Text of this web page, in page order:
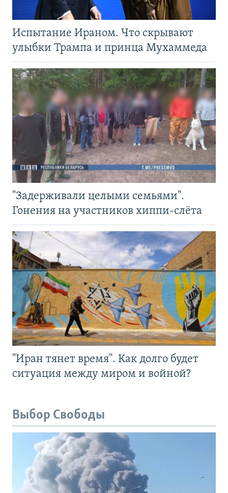
Испытание Ираном. Что скрывают
улыбки Трампа и принца Мухаммеда
"Задерживали целыми семьями".
Гонения на участников хиппи-слёта
"Иран тянет время". Как долго будет
ситуация между миром и войной?
Выбор Свободы